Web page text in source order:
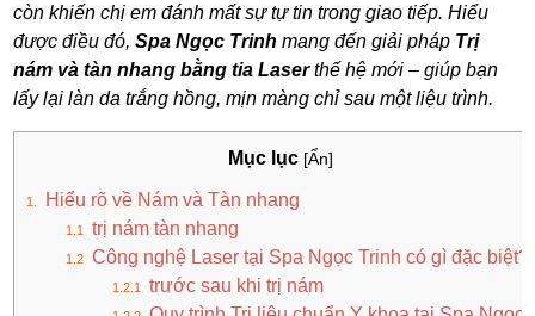
còn khiến chị em đánh mất sự tự tin trong giao tiếp. Hiểu
được điều đó,Spa Ngọc Trinh mang đến giải pháp Trị
nám và tàn nhang bằng tia Laserthế hệ mới – giúp bạn
lấy lại làn da trắng hồng, mịn màng chỉ sau một liệu trình.
Mục lục [Ẩn]
Hiểu rõ về Nám và Tàn nhang
trị nám tàn nhang
Công nghệ Laser tại Spa Ngọc Trinh có gì đặc biệt?
trước sau khi trị nám